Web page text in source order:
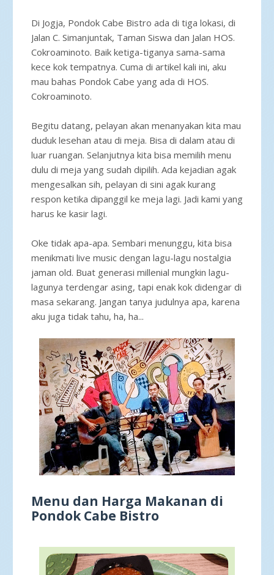
Di Jogja, Pondok Cabe Bistro ada di tiga lokasi, di
Jalan C. Simanjuntak, Taman Siswa dan Jalan HOS.
Cokroaminoto. Baik ketiga-tiganya sama-sama
kece kok tempatnya. Cuma di artikel kali ini, aku
mau bahas Pondok Cabe yang ada di HOS.
Cokroaminoto.
Begitu datang, pelayan akan menanyakan kita mau
duduk lesehan atau di meja. Bisa di dalam atau di
luar ruangan. Selanjutnya kita bisa memilih menu
dulu di meja yang sudah dipilih. Ada kejadian agak
mengesalkan sih, pelayan di sini agak kurang
respon ketika dipanggil ke meja lagi. Jadi kami yang
harus ke kasir lagi.
Oke tidak apa-apa. Sembari menunggu, kita bisa
menikmati live music dengan lagu-lagu nostalgia
jaman old. Buat generasi millenial mungkin lagu-
lagunya terdengar asing, tapi enak kok didengar di
masa sekarang. Jangan tanya judulnya apa, karena
aku juga tidak tahu, ha, ha...
Menu dan Harga Makanan di
Pondok Cabe Bistro